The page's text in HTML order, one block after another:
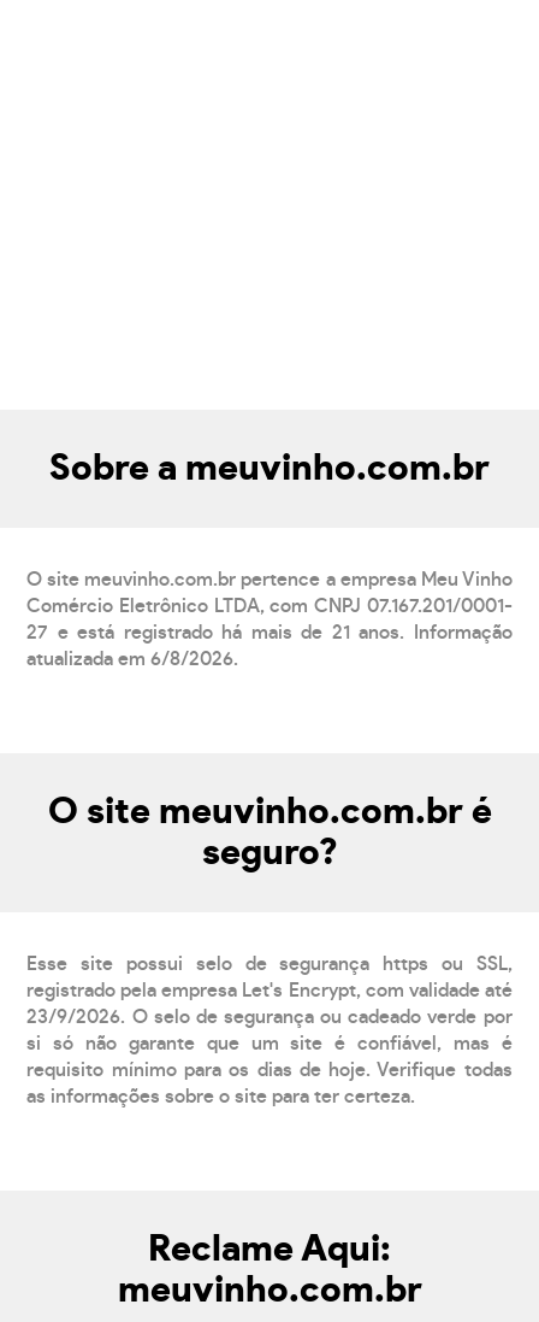
Sobre a meuvinho.com.br
O site meuvinho.com.br pertence a empresa Meu Vinho
Comércio Eletrônico LTDA, com CNPJ 07.167.201/0001-
27 e está registrado há mais de 21 anos. Informação
atualizada em 6/8/2026.
O site meuvinho.com.br é
seguro?
Esse site possui selo de segurança https ou SSL,
registrado pela empresa Let's Encrypt, com validade até
23/9/2026. O selo de segurança ou cadeado verde por
si só não garante que um site é confiável, mas é
requisito mínimo para os dias de hoje. Verifique todas
as informações sobre o site para ter certeza.
Reclame Aqui:
meuvinho.com.br